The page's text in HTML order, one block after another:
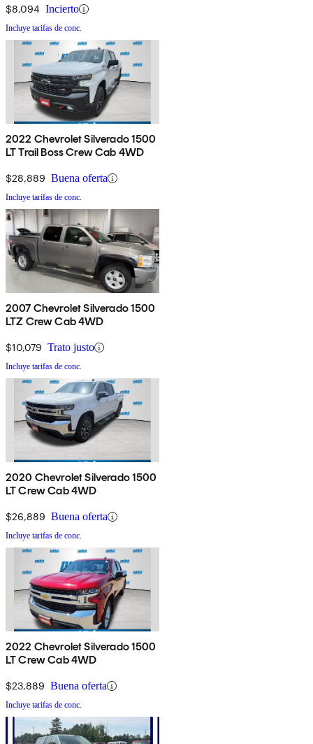
$8,094 Incierto
Incluye tarifas de conc.
2022 Chevrolet Silverado 1500
LT Trail Boss Crew Cab 4WD
$28,889 Buena oferta
Incluye tarifas de conc.
2007 Chevrolet Silverado 1500
LTZ Crew Cab 4WD
$10,079 Trato justo
Incluye tarifas de conc.
2020 Chevrolet Silverado 1500
LT Crew Cab 4WD
$26,889 Buena oferta
Incluye tarifas de conc.
2022 Chevrolet Silverado 1500
LT Crew Cab 4WD
$23,889 Buena oferta
Incluye tarifas de conc.